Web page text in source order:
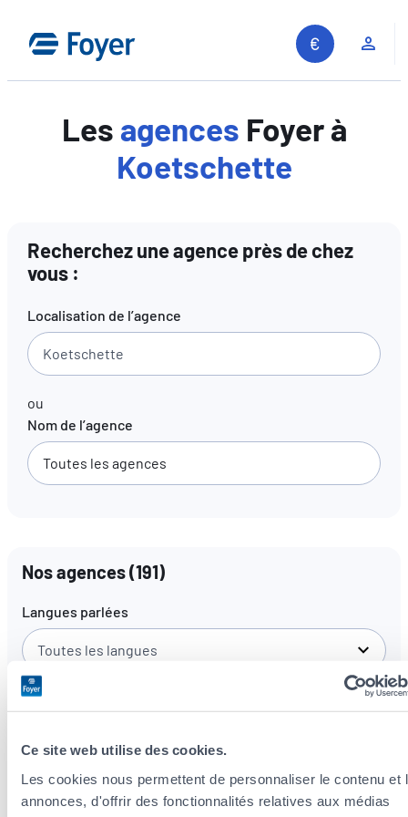
Ce site web utilise des cookies.
Les cookies nous permettent de personnaliser le contenu et
annonces, d'offrir des fonctionnalités relatives aux médias
contenu
Les agences Foyer à
Koetschette
Recherchez une agence près de chez
vous :
Localisation de l’agence
ou
Nom de l’agence
Nos agences(191)
Langues parlées
Toutes les langues